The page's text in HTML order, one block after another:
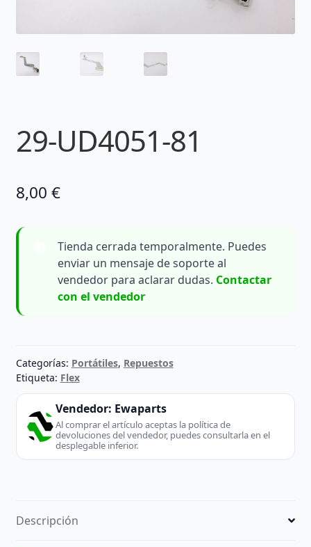
29-UD4051-81
8,00 €
Tienda cerrada temporalmente. Puedes
enviar un mensaje de soporte al
vendedor para aclarar dudas. Contactar
con el vendedor
Categorías: Portátiles, Repuestos
Etiqueta: Flex
Vendedor: Ewaparts
Al comprar el artículo aceptas la política de
devoluciones del vendedor, puedes consultarla en el
desplegable inferior.
Descripción